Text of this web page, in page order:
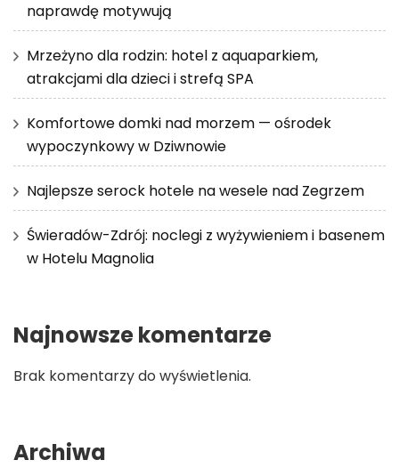
naprawdę motywują
Mrzeżyno dla rodzin: hotel z aquaparkiem,
atrakcjami dla dzieci i strefą SPA
Komfortowe domki nad morzem — ośrodek
wypoczynkowy w Dziwnowie
Najlepsze serock hotele na wesele nad Zegrzem
Świeradów-Zdrój: noclegi z wyżywieniem i basenem
w Hotelu Magnolia
Najnowsze komentarze
Brak komentarzy do wyświetlenia.
Archiwa